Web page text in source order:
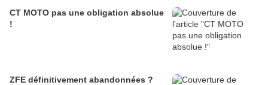
CT MOTO pas une obligation absolue
!
ZFE définitivement abandonnées ?